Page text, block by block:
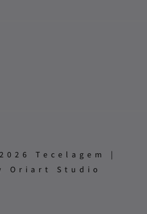
Tecelagem |
Oriart Studio